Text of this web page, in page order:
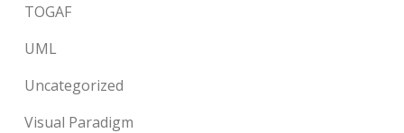
TOGAF
UML
Uncategorized
Visual Paradigm